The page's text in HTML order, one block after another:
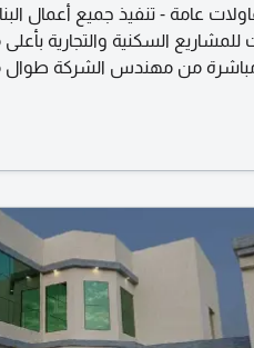
عامة - تنفيذ جميع أعمال
للمشاريع السكنية والتجارية
من مهندس الشركة طوال